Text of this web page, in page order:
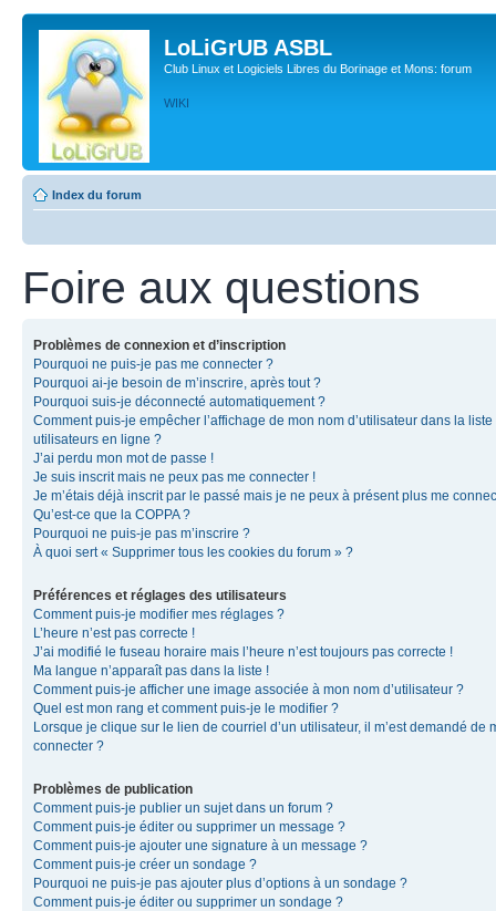
LoLiGrUB ASBL
Club Linux et Logiciels Libres du Borinage et Mons: forum
WIKI
Index du forum
Foire aux questions
Problèmes de connexion et d’inscription
Pourquoi ne puis-je pas me connecter ?
Pourquoi ai-je besoin de m’inscrire, après tout ?
Pourquoi suis-je déconnecté automatiquement ?
Comment puis-je empêcher l’affichage de mon nom d’utilisateur dans la liste
utilisateurs en ligne ?
J’ai perdu mon mot de passe !
Je suis inscrit mais ne peux pas me connecter !
Je m’étais déjà inscrit par le passé mais je ne peux à présent plus me
Qu’est-ce que la COPPA ?
Pourquoi ne puis-je pas m’inscrire ?
À quoi sert « Supprimer tous les cookies du forum » ?
Préférences et réglages des utilisateurs
Comment puis-je modifier mes réglages ?
L’heure n’est pas correcte !
J’ai modifié le fuseau horaire mais l’heure n’est toujours pas correcte !
Ma langue n’apparaît pas dans la liste !
Comment puis-je afficher une image associée à mon nom d’utilisateur ?
Quel est mon rang et comment puis-je le modifier ?
Lorsque je clique sur le lien de courriel d’un utilisateur, il m’est demandé de
connecter ?
Problèmes de publication
Comment puis-je publier un sujet dans un forum ?
Comment puis-je éditer ou supprimer un message ?
Comment puis-je ajouter une signature à un message ?
Comment puis-je créer un sondage ?
Pourquoi ne puis-je pas ajouter plus d’options à un sondage ?
Comment puis-je éditer ou supprimer un sondage ?